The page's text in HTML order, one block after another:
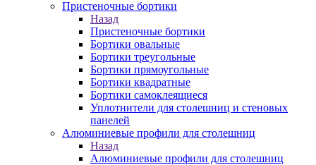
Пристеночные бортики
Назад
Пристеночные бортики
Бортики овальные
Бортики треугольные
Бортики прямоугольные
Бортики квадратные
Бортики самоклеящиеся
Уплотнители для столешниц и стеновых
панелей
Алюминиевые профили для столешниц
Назад
Алюминиевые профили для столешниц